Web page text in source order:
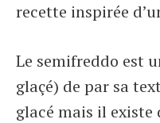
recette inspirée
Le semifreddo est
glaçé) de par sa
glacé mais il existe